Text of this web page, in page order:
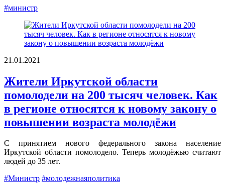
#министр
21.01.2021
Жители Иркутской области
помолодели на 200 тысяч человек. Как
в регионе относятся к новому закону о
повышении возраста молодёжи
С принятием нового федерального закона население
Иркутской области помолодело. Теперь молодёжью считают
людей до 35 лет.
#Министр #молодежнаяполитика